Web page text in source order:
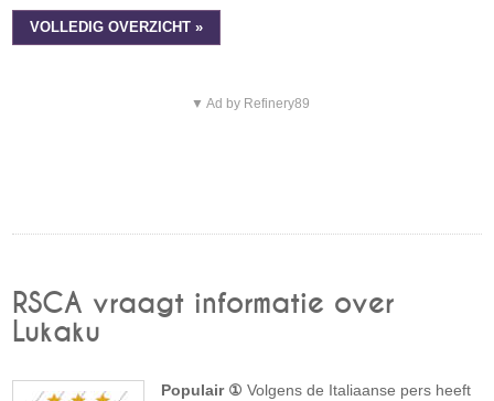
VOLLEDIG OVERZICHT »
▼ Ad by Refinery89
RSCA vraagt informatie over
Lukaku
Populair ① Volgens de Italiaanse pers heeft